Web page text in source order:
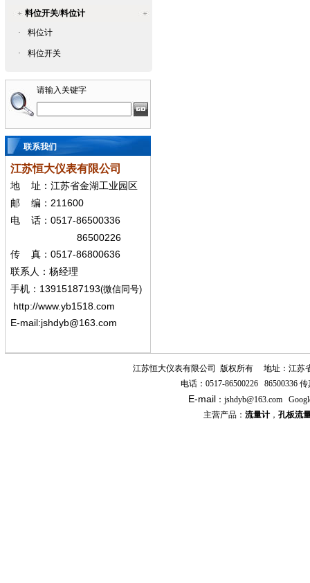
料位开关/料位计
·
料位计
· 料位开关
请输入关键字
联系我们
江苏恒大仪表有限公司
地
址：江苏省金湖工业园区
邮
编： 211600
电 话： 0517-86500336
86500226
传 真： 0517-86800636
联系人：杨经理
手机 ： 13915187193(微信同号)
http://www.yb1518.com
E-mail:jshdyb@163.com
江苏恒大仪表有限公司 版权所有
地址：江苏
电话： 0517-86500226 86500336 传
E-mail ： jshdyb@163.com
主营产品： 流量计， 孔板流